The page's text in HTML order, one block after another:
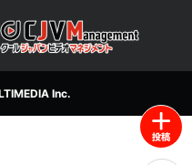
Inc.